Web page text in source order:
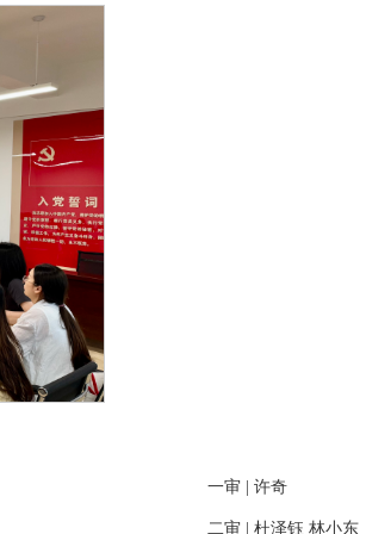
一审 | 许奇
二审 | 杜泽钰 林小东